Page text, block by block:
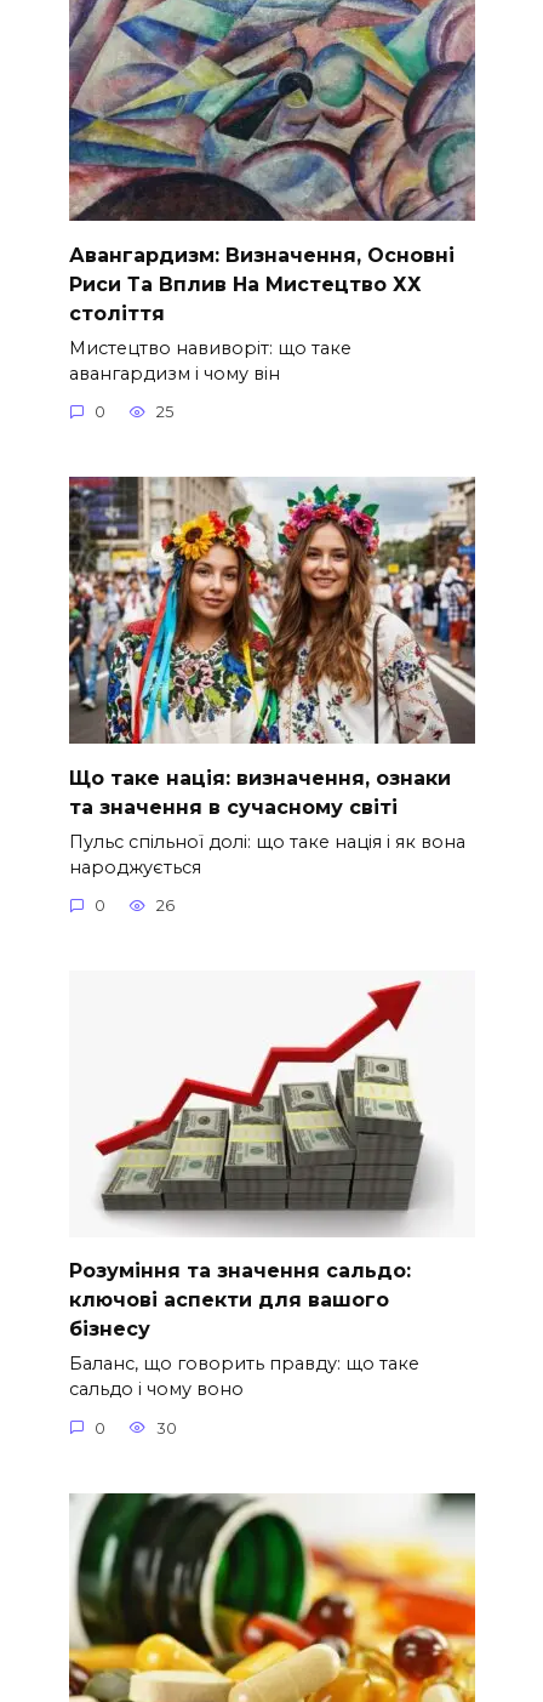
Авангардизм: Визначення, Основні
Риси Та Вплив На Мистецтво ХХ
століття
Мистецтво навиворіт: що таке
авангардизм і чому він
0 25
Що таке нація: визначення, ознаки
та значення в сучасному світі
Пульс спільної долі: що таке нація і як вона
народжується
0 26
Розуміння та значення сальдо:
ключові аспекти для вашого
бізнесу
Баланс, що говорить правду: що таке
сальдо і чому воно
0 30